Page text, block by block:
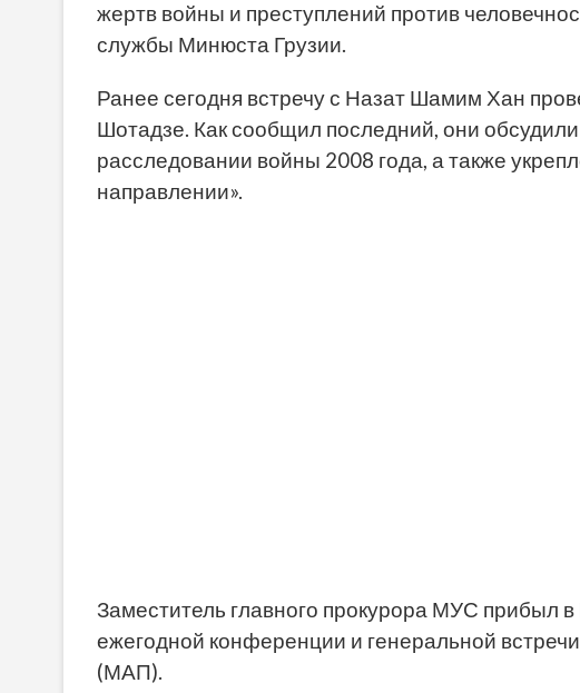
жертв войны и преступлений против
службы Минюста Грузии.
Ранее сегодня встречу с Назат Шамим Хан
Шотадзе. Как сообщил последний, они
расследовании войны 2008 года, а также
направлении».
Заместитель главного прокурора МУС прибыл в
ежегодной конференции и генеральной
(МАП).